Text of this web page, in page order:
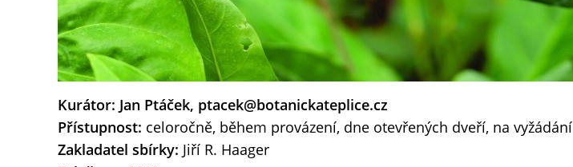
Kurátor: Jan Ptáček, ptacek@botanickateplice.cz
Přístupnost: celoročně, během provázení, dne otevřených dveří, na vyžádání
Zakladatel sbírky: Jiří R. Haager